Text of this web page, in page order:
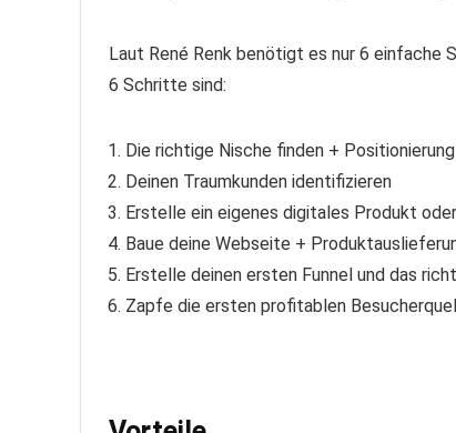
Laut René Renk benötigt es nur 6 einfache
6 Schritte sind:
Die richtige Nische finden + Positionierung
Deinen Traumkunden identifizieren
Erstelle ein eigenes digitales Produkt
Baue deine Webseite +
Erstelle deinen ersten Funnel und das
Zapfe die ersten profitablen